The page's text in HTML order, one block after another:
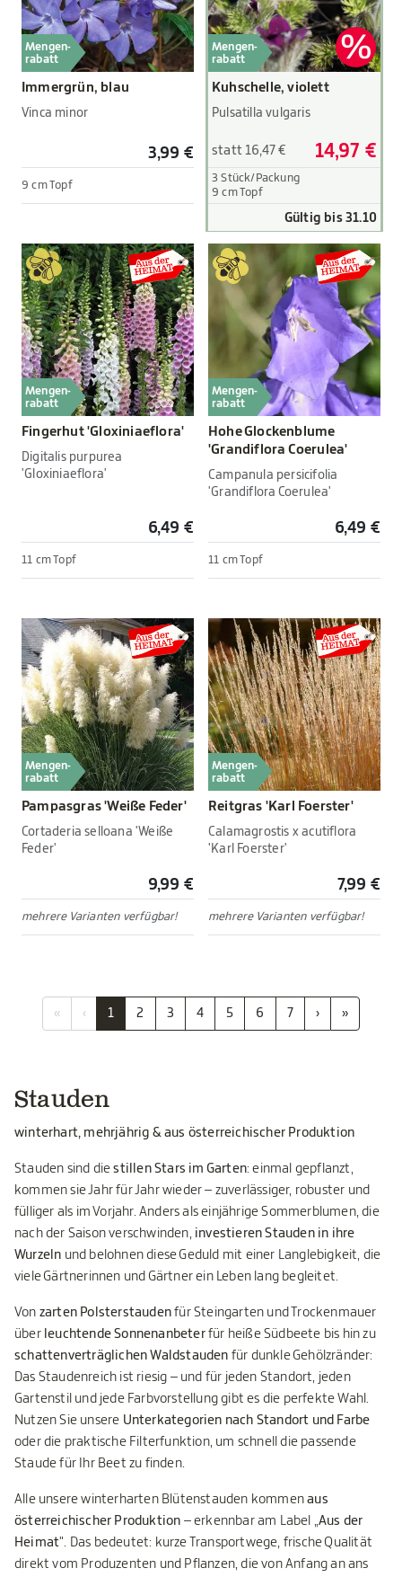
Mengen-
rabatt
Immergrün, blau
Vinca minor
3,99 €
9 cm Topf
Mengen-
rabatt
Kuhschelle, violett
Pulsatilla vulgaris
statt 16,47 € 14,97 €
3 Stück/Packung
9 cm Topf
Gültig bis 31.10
Mengen-
rabatt
Fingerhut 'Gloxiniaeflora'
Digitalis purpurea
'Gloxiniaeflora'
6,49 €
11 cm Topf
Mengen-
rabatt
Hohe Glockenblume
'Grandiflora Coerulea'
Campanula persicifolia
'Grandiflora Coerulea'
6,49 €
11 cm Topf
Mengen-
rabatt
Pampasgras 'Weiße Feder'
Cortaderia selloana 'Weiße
Feder'
9,99 €
mehrere Varianten verfügbar!
Mengen-
rabatt
Reitgras 'Karl Foerster'
Calamagrostis x acutiflora
'Karl Foerster'
7,99 €
mehrere Varianten verfügbar!
« ‹ 1 2 3 4 5 6 7 › »
Stauden
winterhart, mehrjährig & aus österreichischer Produktion
Stauden sind diestillen Stars im Garten: einmal gepflanzt,
kommen sie Jahr für Jahr wieder – zuverlässiger, robuster und
fülliger als im Vorjahr. Anders als einjährige Sommerblumen, die
nach der Saison verschwinden, investieren Stauden in ihre
Wurzeln und belohnen diese Geduld mit einer Langlebigkeit, die
viele Gärtnerinnen und Gärtner ein Leben lang begleitet.
Von zarten Polsterstaudenfür Steingarten und Trockenmauer
über leuchtende Sonnenanbeterfür heiße Südbeete bis hin zu
schattenverträglichen Waldstauden für dunkle Gehölzränder:
Das Staudenreich ist riesig – und für jeden Standort, jeden
Gartenstil und jede Farbvorstellung gibt es die perfekte Wahl.
Nutzen Sie unsere Unterkategorien nach Standort und Farbe
oder die praktische Filterfunktion, um schnell die passende
Staude für Ihr Beet zu finden.
Alle unsere winterharten Blütenstauden kommenaus
österreichischer Produktion – erkennbar am Label „Aus der
Heimat". Das bedeutet: kurze Transportwege, frische Qualität
direkt vom Produzenten und Pflanzen, die von Anfang an ans